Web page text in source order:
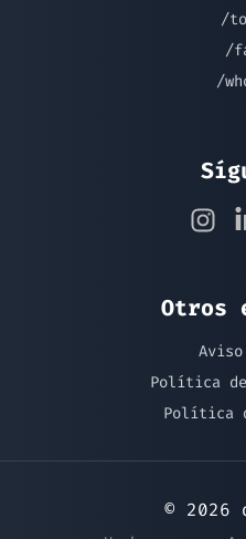
/
/
/
Otros
Política
Política
© 2026